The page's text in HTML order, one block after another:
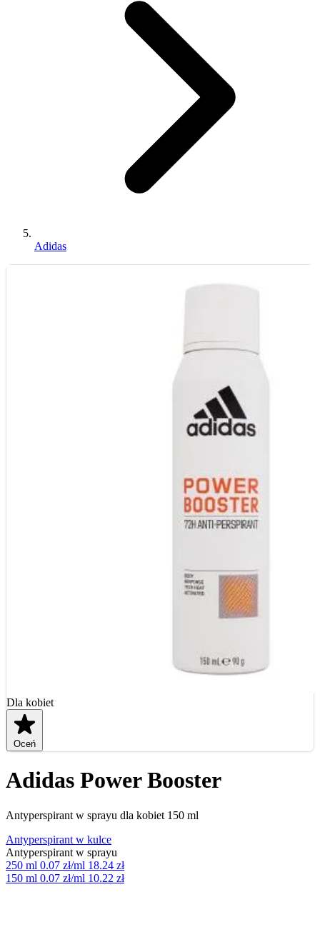
Adidas
Dla kobiet
Oceń
Adidas Power Booster
Antyperspirant w sprayu dla kobiet 150 ml
Antyperspirant w kulce
Antyperspirant w sprayu
250 ml 0.07 zł/ml 18.24 zł
150 ml 0.07 zł/ml 10.22 zł